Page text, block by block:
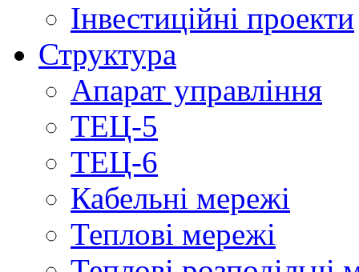
Інвестиційні проекти
Структура
Апарат управління
ТЕЦ-5
ТЕЦ-6
Кабельні мережі
Теплові мережі